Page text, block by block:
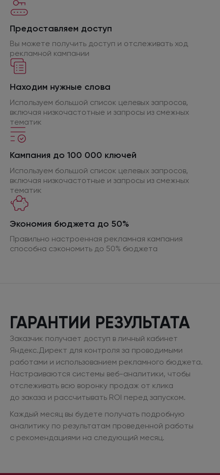
Предоставляем доступ
Вы можете получить доступ и отслеживать ход
рекламной кампании
Находим нужные слова
Используем большой список целевых запросов,
включая низкочастотные и запросы из смежных
тематик
Кампания до 100 000 ключей
Используем большой список целевых запросов,
включая низкочастотные и запросы из смежных
тематик
Экономия бюджета до 50%
Правильно настроенная рекламная кампания
способна сэкономить до 50% бюджета
ГАРАНТИИ РЕЗУЛЬТАТА
Заказчик получает доступ в личный кабинет
Яндекс.Директ для контроля за проводимыми
работами и использованием рекламного бюджета.
Настраиваются системы веб-аналитики, чтобы
отслеживать всю воронку продаж от клика
до заказа и рассчитывать ROI перед запуском.
Каждый месяц вы будете получать подробную
аналитику по результатам проведенной работы
с рекомендациями на следующий месяц.